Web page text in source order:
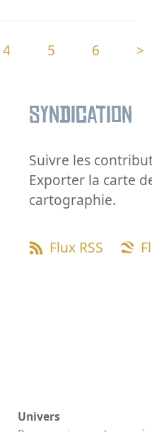
4 5 6 >
Syndication
Suivre les
Exporter la carte
cartographie.
Flux RSS
Univers